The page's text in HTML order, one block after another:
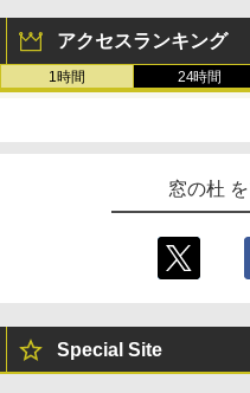
レージ
整、色
き、グ
アクセスランキング
1時間 24時間
窓の杜
Special Site